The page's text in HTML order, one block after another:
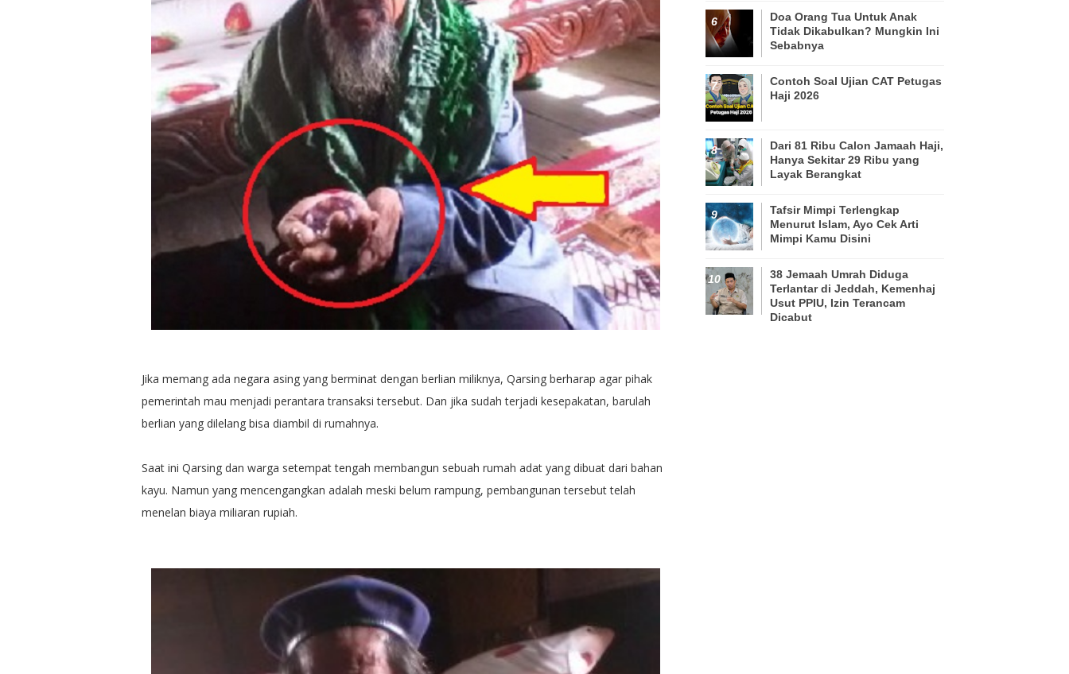
Jika memang ada negara asing yang berminat dengan berlian miliknya, Qarsing berharap agar pihak
pemerintah mau menjadi perantara transaksi tersebut. Dan jika sudah terjadi kesepakatan, barulah
berlian yang dilelang bisa diambil di rumahnya.
Saat ini Qarsing dan warga setempat tengah membangun sebuah rumah adat yang dibuat dari bahan
kayu. Namun yang mencengangkan adalah meski belum rampung, pembangunan tersebut telah
menelan biaya miliaran rupiah.
Doa Orang Tua Untuk Anak
Tidak Dikabulkan? Mungkin Ini
Sebabnya
Contoh Soal Ujian CAT Petugas
Haji 2026
Dari 81 Ribu Calon Jamaah Haji,
Hanya Sekitar 29 Ribu yang
Layak Berangkat
Tafsir Mimpi Terlengkap
Menurut Islam, Ayo Cek Arti
Mimpi Kamu Disini
38 Jemaah Umrah Diduga
Terlantar di Jeddah, Kemenhaj
Usut PPIU, Izin Terancam
Dicabut